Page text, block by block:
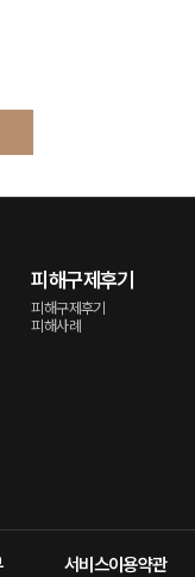
피해구제후기
피해구제후기
피해사례
서비스이용약관